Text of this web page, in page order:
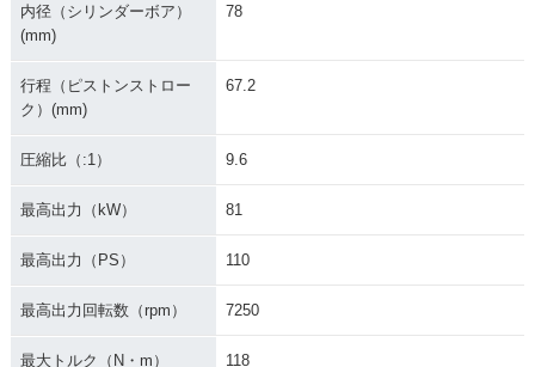
PER FOUR ABS・
カラーチェンジ
PER FOUR・カラー
PER FOUR・マイナ
ーチェンジ
PER FOUR ABS・
カラーチェンジ
内径（シリンダーボア）
(mm)
78
行程（ピストンストロー
ク）(mm)
67.2
圧縮比（:1） 9.6
最高出力（kW） 81
最高出力（PS） 110
最高出力回転数（rpm） 7250
最大トルク（N・m） 118